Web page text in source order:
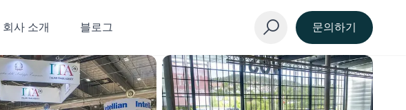
회사 소개 블로그 문의하기